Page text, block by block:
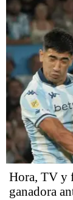
Hora, TV y
ganadora